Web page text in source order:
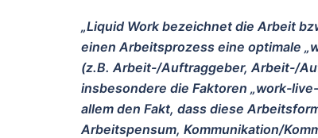
„Liquid Work bezeichnet die Arbeit
einen Arbeitsprozess eine optimale
(z.B. Arbeit-/Auftraggeber, Arbeit-/
insbesondere die Faktoren „work-
allem den Fakt, dass diese
Arbeitspensum, Kommunikation/